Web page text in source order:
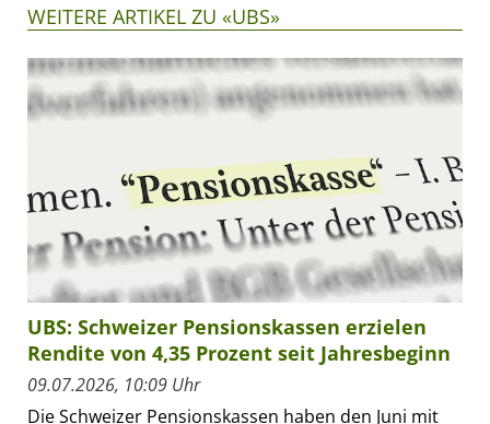
WEITERE ARTIKEL ZU «UBS»
UBS: Schweizer Pensionskassen erzielen
Rendite von 4,35 Prozent seit Jahresbeginn
09.07.2026, 10:09 Uhr
Die Schweizer Pensionskassen haben den Juni mit